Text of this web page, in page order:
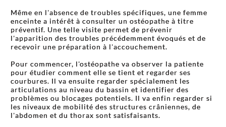
Même en l'absence de troubles spécifiques, une femme
enceinte a intérêt à consulter un ostéopathe à titre
préventif. Une telle visite permet de prévenir
l'apparition des troubles précédemment évoqués et de
recevoir une préparation à l'accouchement.
Pour commencer, l'ostéopathe va observer la patiente
pour étudier comment elle se tient et regarder ses
courbures. Il va ensuite regarder spécialement les
articulations au niveau du bassin et identifier des
problèmes ou blocages potentiels. Il va enfin regarder si
les niveaux de mobilité des structures crâniennes, de
l'abdomen et du thorax sont satisfaisants.